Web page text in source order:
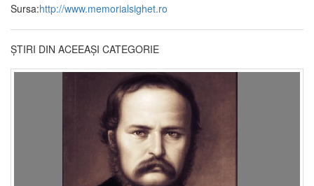
Sursa:http://www.memorialsighet.ro
ȘTIRI DIN ACEEAȘI CATEGORIE